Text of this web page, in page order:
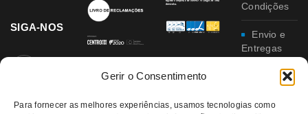
Gerir o Consentimento
Para fornecer as melhores experiências, usamos tecnologias como
SIGA-NOS
Condições
Envio e
Entregas
Trocas e